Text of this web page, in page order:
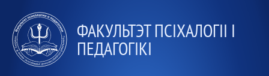
ФАКУЛЬТЭТ ПСІХАЛОГІІ І
ПЕДАГОГІКІ